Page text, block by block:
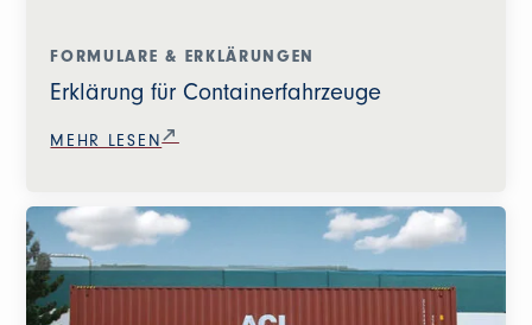
FORMULARE & ERKLÄRUNGEN
Erklärung für Containerfahrzeuge
MEHR LESEN